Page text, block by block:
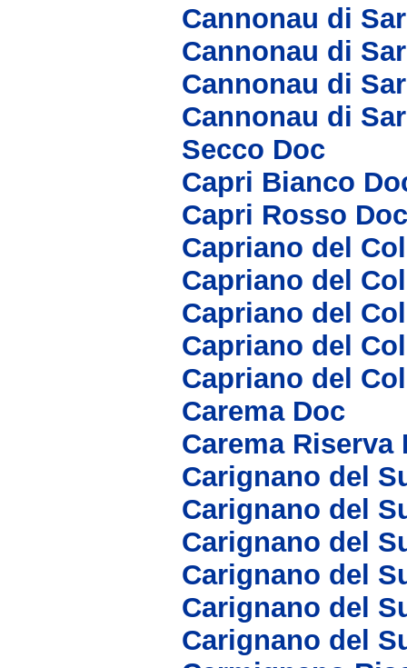
Cannonau di
Cannonau di
Cannonau di
Cannonau di
Secco Doc
Capri Bianco
Capri Rosso Doc
Capriano del
Capriano del
Capriano del
Capriano del
Capriano del
Carema Doc
Carema Riserva
Carignano del
Carignano del
Carignano del
Carignano del
Carignano del
Carignano del